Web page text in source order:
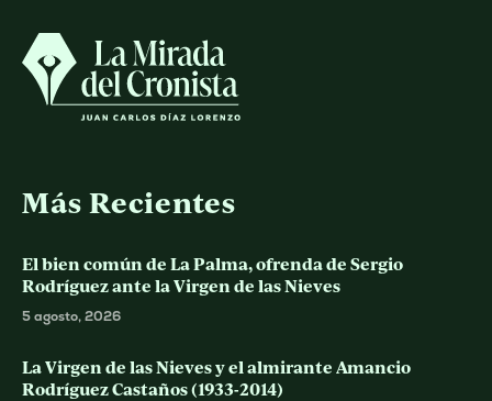
Más Recientes
El bien común de La Palma, ofrenda de Sergio
Rodríguez ante la Virgen de las Nieves
5 agosto, 2026
La Virgen de las Nieves y el almirante Amancio
Rodríguez Castaños (1933-2014)